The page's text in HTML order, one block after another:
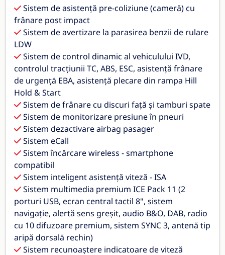
Sistem de asistenţă pre-coliziune (cameră) cu
frânare post impact
Sistem de avertizare la parasirea benzii de rulare
LDW
Sistem de control dinamic al vehiculului IVD,
controlul tracțiunii TC, ABS, ESC, asistență frânare
de urgență EBA, asistență plecare din rampa Hill
Hold & Start
Sistem de frânare cu discuri faţă şi tamburi spate
Sistem de monitorizare presiune în pneuri
Sistem dezactivare airbag pasager
Sistem eCall
Sistem încărcare wireless - smartphone
compatibil
Sistem inteligent asistență viteză - ISA
Sistem multimedia premium ICE Pack 11 (2
porturi USB, ecran central tactil 8", sistem
navigaţie, alertă sens greșit, audio B&O, DAB, radio
cu 10 difuzoare premium, sistem SYNC 3, antenă tip
aripă dorsală rechin)
Sistem recunoaștere indicatoare de viteză